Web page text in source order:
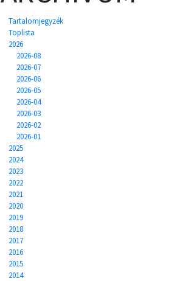
Tartalomjegyzék
Toplista
2026
2026-08
2026-07
2026-06
2026-05
2026-04
2026-03
2026-02
2026-01
2025
2024
2023
2022
2021
2020
2019
2018
2017
2016
2015
2014